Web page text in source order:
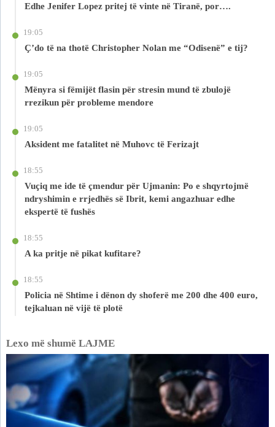
Edhe Jenifer Lopez pritej të vinte në Tiranë, por….
19:05
Ç’do të na thotë Christopher Nolan me “Odisenë” e tij?
19:05
Mënyra si fëmijët flasin për stresin mund të zbulojë
rrezikun për probleme mendore
19:05
Aksident me fatalitet në Muhovc të Ferizajt
18:55
Vuçiq me ide të çmendur për Ujmanin: Po e shqyrtojmë
ndryshimin e rrjedhës së Ibrit, kemi angazhuar edhe
ekspertë të fushës
18:55
A ka pritje në pikat kufitare?
18:55
Policia në Shtime i dënon dy shoferë me 200 dhe 400 euro,
tejkaluan në vijë të plotë
Lexo më shumë LAJME